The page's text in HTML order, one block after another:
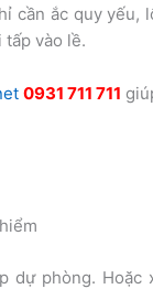
cần ắc quy yếu,
vào lề.
0931 711 711
dự phòng. Hoặc